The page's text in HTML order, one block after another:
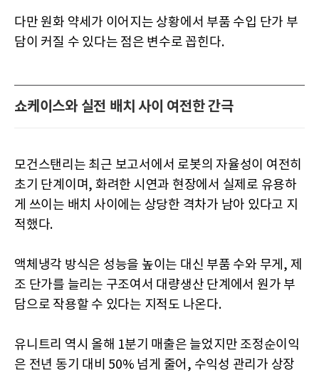
다만 원화 약세가 이어지는 상황에서 부품 수입 단가 부
담이 커질 수 있다는 점은 변수로 꼽힌다.
쇼케이스와 실전 배치 사이 여전한 간극
모건스탠리는 최근 보고서에서 로봇의 자율성이 여전히
초기 단계이며, 화려한 시연과 현장에서 실제로 유용하
게 쓰이는 배치 사이에는 상당한 격차가 남아 있다고 지
적했다.
액체냉각 방식은 성능을 높이는 대신 부품 수와 무게, 제
조 단가를 늘리는 구조여서 대량생산 단계에서 원가 부
담으로 작용할 수 있다는 지적도 나온다.
유니트리 역시 올해 1분기 매출은 늘었지만 조정순이익
은 전년 동기 대비 50% 넘게 줄어, 수익성 관리가 상장